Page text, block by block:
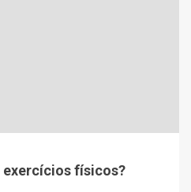
exercícios físicos?